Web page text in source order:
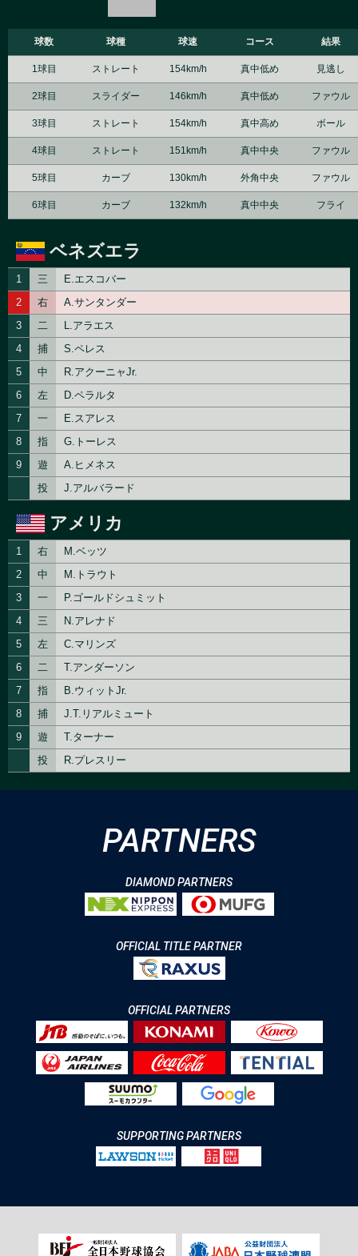
PARTNERS
DIAMOND PARTNERS
OFFICIAL TITLE PARTNER
OFFICIAL PARTNERS
SUPPORTING PARTNERS